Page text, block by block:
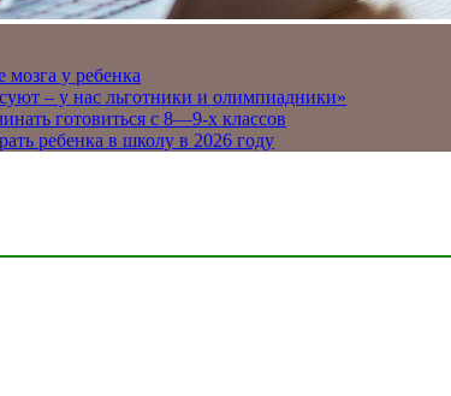
мозга у ребенка
– у нас льготники и олимпиадники»
готовиться с 8—9-х классов
ребенка в школу в 2026 году